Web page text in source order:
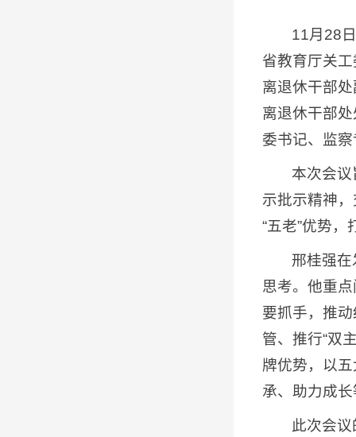
11月28
省教育厅关
离退休干部
离退休干部
委书记、监
本次会
示批示精神
“五老”优势
邢桂强在
思考。他重
要抓手，推
管、推行“双
牌优势，以
承、助力成
此次会